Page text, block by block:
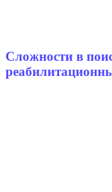
Сложности в